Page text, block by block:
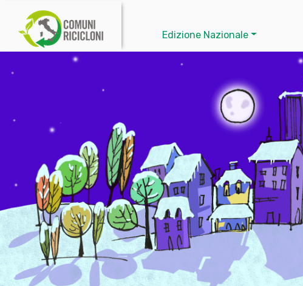
Edizione Nazionale